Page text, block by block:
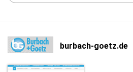
burbach-goetz.de